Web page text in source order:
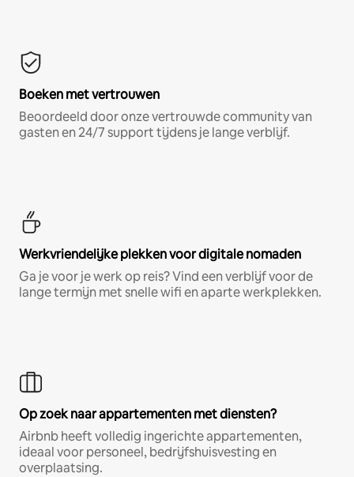
Boeken met vertrouwen
Beoordeeld door onze vertrouwde community van
gasten en 24/7 support tijdens je lange verblijf.
Werkvriendelijke plekken voor digitale nomaden
Ga je voor je werk op reis? Vind een verblijf voor de
lange termijn met snelle wifi en aparte werkplekken.
Op zoek naar appartementen met diensten?
Airbnb heeft volledig ingerichte appartementen,
ideaal voor personeel, bedrijfshuisvesting en
overplaatsing.